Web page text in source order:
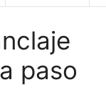
paso